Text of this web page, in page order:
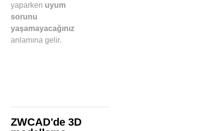
yaparken uyum
sorunu
yaşamayacağınız
anlamına gelir.
ZWCAD'de 3D